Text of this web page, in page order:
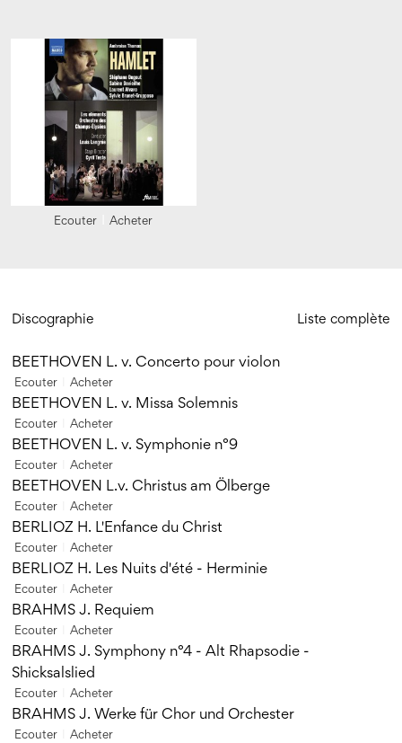
Ecouter Acheter
Liste complète
Discographie
BEETHOVEN L. v. Concerto pour violon
Ecouter Acheter
BEETHOVEN L. v. Missa Solemnis
Ecouter Acheter
BEETHOVEN L. v. Symphonie n°9
Ecouter Acheter
BEETHOVEN L.v. Christus am Ölberge
Ecouter Acheter
BERLIOZ H. L'Enfance du Christ
Ecouter Acheter
BERLIOZ H. Les Nuits d'été - Herminie
Ecouter Acheter
BRAHMS J. Requiem
Ecouter Acheter
BRAHMS J. Symphony n°4 - Alt Rhapsodie -
Shicksalslied
Ecouter Acheter
BRAHMS J. Werke für Chor und Orchester
Ecouter Acheter